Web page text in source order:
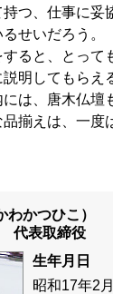
つ、仕事に妥
せいだろう。
ると、とって
明してもらえ
は、唐木仏壇
揃えは、一度
わかつひこ）
代表取締役
生年月日
昭和17年2